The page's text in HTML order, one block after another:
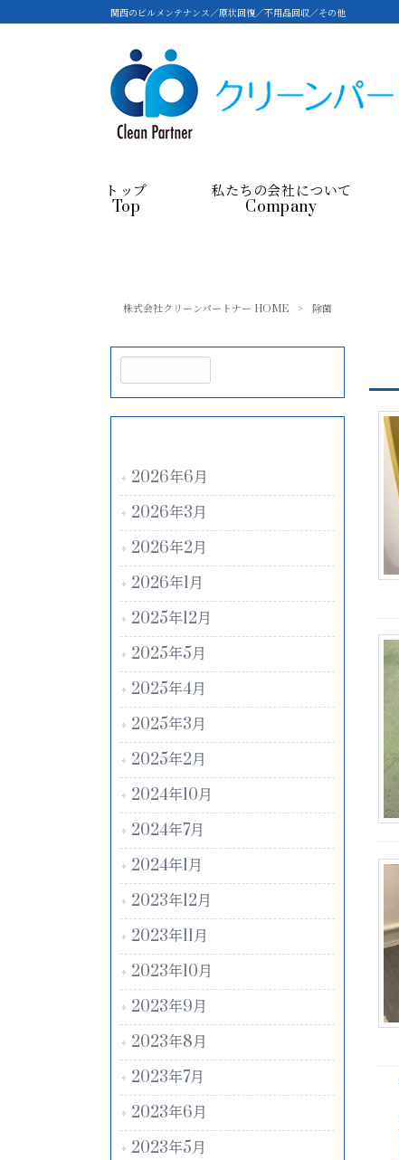
関西のビルメンテナンス／原状回復／不用品回収／その他
トップ
Top
私たちの会社について
Company
株式会社クリーンパートナー HOME > 除菌
2026年6月
2026年3月
2026年2月
2026年1月
2025年12月
2025年5月
2025年4月
2025年3月
2025年2月
2024年10月
2024年7月
2024年1月
2023年12月
2023年11月
2023年10月
2023年9月
2023年8月
2023年7月
2023年6月
2023年5月